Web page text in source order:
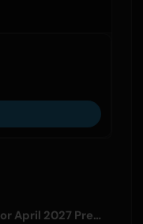
TV Anime 'Shozen' Set for April 2027 Premiere on Fuji TV